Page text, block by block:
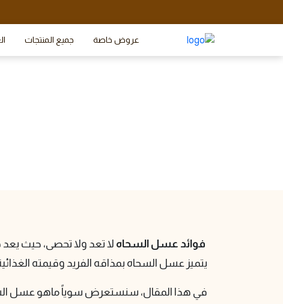
عروض خاصة جميع المنتجات
فوائد عسل السحاه لا تعد ولا تحصى، حيث يعد
يتميز عسل السحاه بمذاقه الفريد وقيمته
في هذا المقال، سنستعرض سوياً ماهو عسل